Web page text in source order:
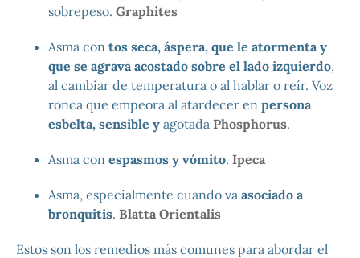
sobrepeso. Graphites
Asma con tos seca, áspera, que le atormenta y
que se agrava acostado sobre el lado izquierdo,
al cambiar de temperatura o al hablar o reír. Voz
ronca que empeora al atardecer en persona
esbelta, sensible y agotada Phosphorus.
Asma con espasmos y vómito. Ipeca
Asma, especialmente cuando va asociado a
bronquitis. Blatta Orientalis
Estos son los remedios más comunes para abordar el